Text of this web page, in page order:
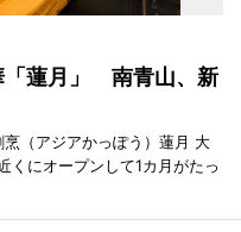
「蓮月」 南青山、新
（アジアかっぽう）蓮月 大
くにオープンして1カ月がたっ